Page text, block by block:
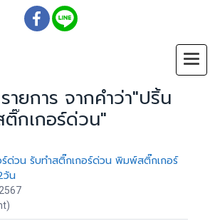
ยการ จากคำว่า"ปริ้น
ติ๊กเกอร์ด่วน"
ด่วน รับทำสติ๊กเกอร์ด่วน พิมพ์สติ๊กเกอร์
วัน